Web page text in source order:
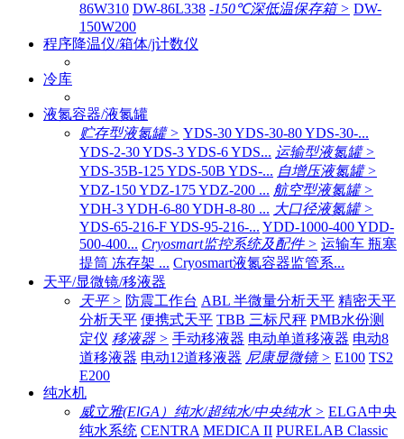
86W310 DW-86L338 -150℃深低温保存箱 > DW-
150W200
程序降温仪/箱体/j计数仪
冷库
液氮容器/液氮罐
贮存型液氮罐 > YDS-30 YDS-30-80 YDS-30-...
YDS-2-30 YDS-3 YDS-6 YDS... 运输型液氮罐 >
YDS-35B-125 YDS-50B YDS-... 自增压液氮罐 >
YDZ-150 YDZ-175 YDZ-200 ... 航空型液氮罐 >
YDH-3 YDH-6-80 YDH-8-80 ... 大口径液氮罐 >
YDS-65-216-F YDS-95-216-... YDD-1000-400 YDD-
500-400... Cryosmart监控系统及配件 > 运输车 瓶塞
提筒 冻存架 ... Cryosmart液氮容器监管系...
天平/显微镜/移液器
天平 > 防震工作台 ABL 半微量分析天平 精密天平
分析天平 便携式天平 TBB 三标尺秤 PMB水份测
定仪 移液器 > 手动移液器 电动单道移液器 电动8
道移液器 电动12道移液器 尼康显微镜 > E100 TS2
E200
纯水机
威立雅(ElGA）纯水/超纯水/中央纯水 > ELGA中央
纯水系统 CENTRA MEDICA II PURELAB Classic